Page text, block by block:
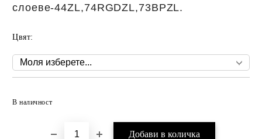
слоеве-44ZL,74RGDZL,73BPZL.
Цвят:
В наличност